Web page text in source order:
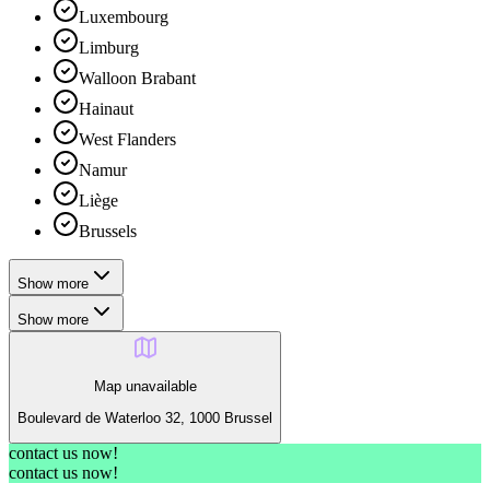
Luxembourg
Limburg
Walloon Brabant
Hainaut
West Flanders
Namur
Liège
Brussels
Show more
Show more
Map unavailable
Boulevard de Waterloo 32, 1000 Brussel
contact us now!
contact us now!